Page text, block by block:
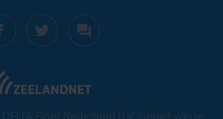
DELTA Fiber Nederland B.V. Geniet van je